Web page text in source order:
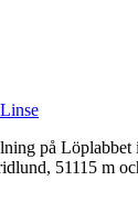
på
51115 m